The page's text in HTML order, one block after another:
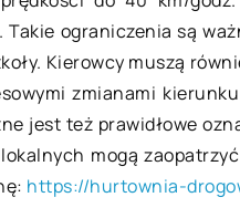
ograniczenia są
Kierowcy muszą
zmianami
jest też prawidłowe
mogą
https://hurtownia-
proces osuszania
budynku jest